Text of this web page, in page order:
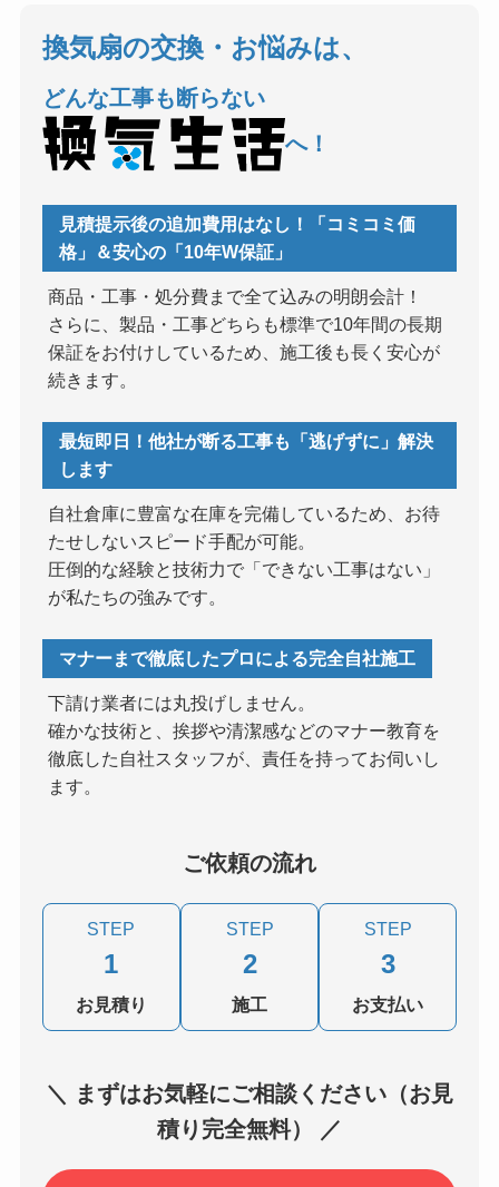
換気扇の交換・お悩みは、
どんな工事も断らない
へ！
見積提示後の追加費用はなし！「コミコミ価
格」＆安心の「10年W保証」
商品・工事・処分費まで全て込みの明朗会計！
さらに、製品・工事どちらも標準で10年間の長期
保証をお付けしているため、施工後も長く安心が
続きます。
最短即日！他社が断る工事も「逃げずに」解決
します
自社倉庫に豊富な在庫を完備しているため、お待
たせしないスピード手配が可能。
圧倒的な経験と技術力で「できない工事はない」
が私たちの強みです。
マナーまで徹底したプロによる完全自社施工
下請け業者には丸投げしません。
確かな技術と、挨拶や清潔感などのマナー教育を
徹底した自社スタッフが、責任を持ってお伺いし
ます。
ご依頼の流れ
STEP
1
お見積り
STEP
2
施工
STEP
3
お支払い
＼ まずはお気軽にご相談ください（お見
積り完全無料） ／